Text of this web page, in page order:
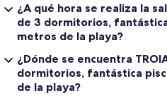
¿A qué hora se realiza la
de 3 dormitorios,
metros de la playa?
¿Dónde se encuentra
dormitorios, fantástica
de la playa?